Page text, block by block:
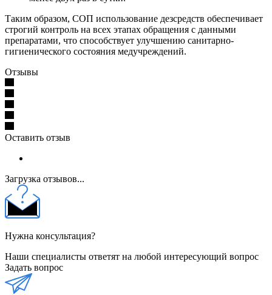
Таким образом, СОП использование дезсредств обеспечивает
строгий контроль на всех этапах обращения с данными
препаратами, что способствует улучшению санитарно-
гигиенического состояния медучреждений.
Отзывы
Оставить отзыв
Загрузка отзывов...
Нужна консультация?
Наши специалисты ответят на любой интересующий вопрос
Задать вопрос